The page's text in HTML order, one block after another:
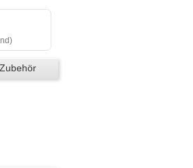
)
Zubehör